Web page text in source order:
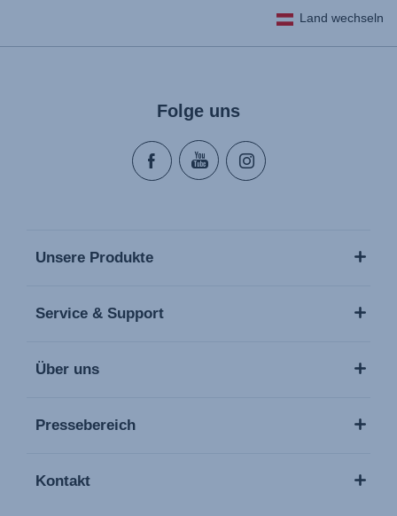
Land wechseln
Folge uns
Unsere Produkte
Service & Support
Über uns
Pressebereich
Kontakt